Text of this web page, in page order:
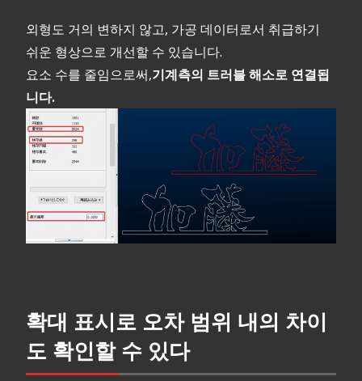
외형도 거의 변하지 않고, 가공 데이터로서 취급하기
쉬운 형상으로 개선할 수 있습니다.
요소 수를 줄임으로써,기계측의 트러블 해소로 연결됩
니다.
확대 표시로 오차 범위 내의 차이
도 확인할 수 있다